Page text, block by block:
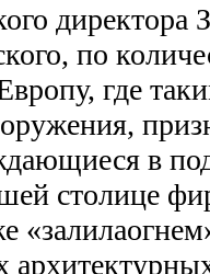
директора
по
где
в
столице